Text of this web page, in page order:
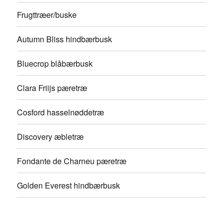
Frugttræer/buske
Autumn Bliss hindbærbusk
Bluecrop blåbærbusk
Clara Friijs pæretræ
Cosford hasselnøddetræ
Discovery æbletræ
Fondante de Charneu pæretræ
Golden Everest hindbærbusk